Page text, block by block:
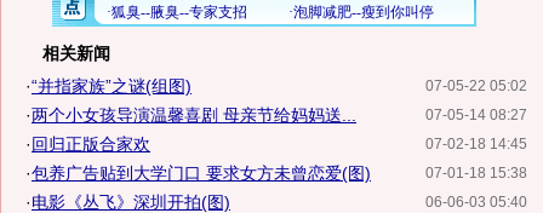
相关新闻
07-05-22 05:02
·“并指家族”之谜(组图)
07-05-14 08:27
·两个小女孩导演温馨喜剧 母亲节给妈妈送...
07-02-18 14:45
·回归正版合家欢
07-01-18 15:38
·包养广告贴到大学门口 要求女方未曾恋爱(图)
06-06-03 05:40
·电影《丛飞》深圳开拍(图)